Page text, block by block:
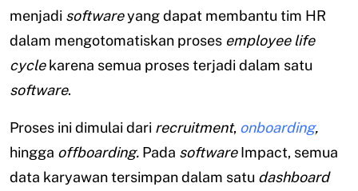
menjadi softwareyang dapat membantu tim HR
dalam mengotomatiskan proses employee life
cyclekarena semua proses terjadi dalam satu
software.
Proses ini dimulai dari recruitment, onboarding,
hingga offboarding. Pada softwareImpact, semua
data karyawan tersimpan dalam satu dashboard